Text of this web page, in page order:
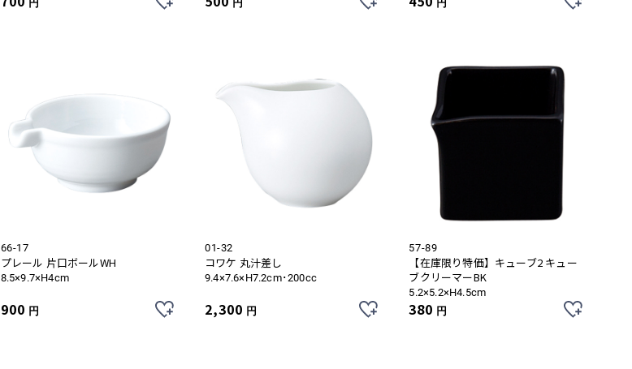
円 円 円
66-17
プレール 片口ボールWH
8.5×9.7×H4cm
900 円
01-32
コワケ 丸汁差し
9.4×7.6×H7.2cm･200cc
2,300 円
57-89
【在庫限り特価】キューブ2 キュー
ブクリーマーBK
5.2×5.2×H4.5cm
380 円